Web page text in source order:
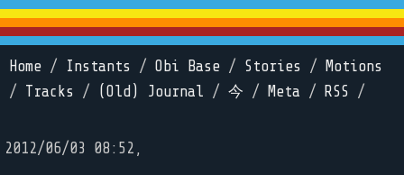
Home / Instants / Obi Base / Stories /
Motions
/ Tracks / (Old) Journal / 今 / Meta / RSS /
2012/06/03 08:52,